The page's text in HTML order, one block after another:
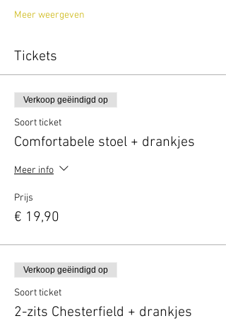
Meer weergeven
Tickets
Verkoop geëindigd op
Soort ticket
Comfortabele stoel + drankjes
Meer info
Prijs
€ 19,90
Verkoop geëindigd op
Soort ticket
2-zits Chesterfield + drankjes